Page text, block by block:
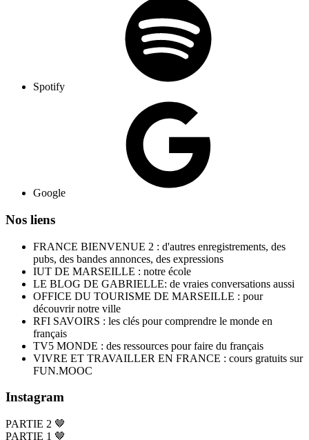
Spotify
Google
Nos liens
FRANCE BIENVENUE 2 : d'autres enregistrements, des
pubs, des bandes annonces, des expressions
IUT DE MARSEILLE : notre école
LE BLOG DE GABRIELLE: de vraies conversations aussi
OFFICE DU TOURISME DE MARSEILLE : pour
découvrir notre ville
RFI SAVOIRS : les clés pour comprendre le monde en
français
TV5 MONDE : des ressources pour faire du français
VIVRE ET TRAVAILLER EN FRANCE : cours gratuits sur
FUN.MOOC
Instagram
PARTIE 2 🤎
PARTIE 1 🤎